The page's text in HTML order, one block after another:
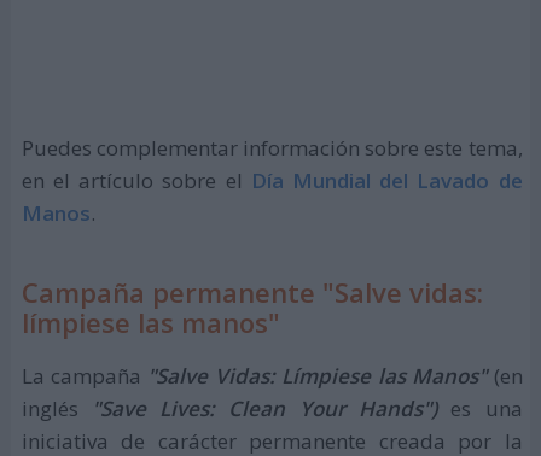
Puedes complementar información sobre este tema,
en el artículo sobre el Día Mundial del Lavado de
Manos.
Campaña permanente "Salve vidas:
límpiese las manos"
La campaña "Salve Vidas: Límpiese las Manos" (en
inglés "Save Lives: Clean Your Hands")es una
iniciativa de carácter permanente creada por la